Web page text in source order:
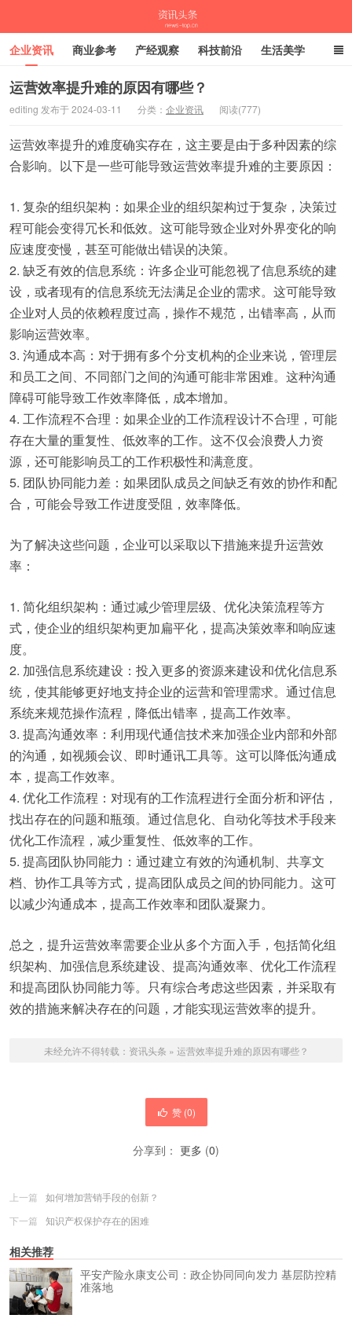
企业资讯 商业参考 产经观察 科技前沿 生活美学
时尚潮流 母婴亲子 专栏
运营效率提升难的原因有哪些？
editing 发布于 2024-03-11 分类： 企业资讯 阅读(777)
运营效率提升的难度确实存在，这主要是由于多种因素的综
合影响。以下是一些可能导致运营效率提升难的主要原因：
1. 复杂的组织架构：如果企业的组织架构过于复杂，决策过
程可能会变得冗长和低效。这可能导致企业对外界变化的响
应速度变慢，甚至可能做出错误的决策。
2. 缺乏有效的信息系统：许多企业可能忽视了信息系统的建
设，或者现有的信息系统无法满足企业的需求。这可能导致
企业对人员的依赖程度过高，操作不规范，出错率高，从而
影响运营效率。
3. 沟通成本高：对于拥有多个分支机构的企业来说，管理层
和员工之间、不同部门之间的沟通可能非常困难。这种沟通
障碍可能导致工作效率降低，成本增加。
4. 工作流程不合理：如果企业的工作流程设计不合理，可能
存在大量的重复性、低效率的工作。这不仅会浪费人力资
源，还可能影响员工的工作积极性和满意度。
5. 团队协同能力差：如果团队成员之间缺乏有效的协作和配
合，可能会导致工作进度受阻，效率降低。
为了解决这些问题，企业可以采取以下措施来提升运营效
率：
1. 简化组织架构：通过减少管理层级、优化决策流程等方
式，使企业的组织架构更加扁平化，提高决策效率和响应速
度。
2. 加强信息系统建设：投入更多的资源来建设和优化信息系
统，使其能够更好地支持企业的运营和管理需求。通过信息
系统来规范操作流程，降低出错率，提高工作效率。
3. 提高沟通效率：利用现代通信技术来加强企业内部和外部
的沟通，如视频会议、即时通讯工具等。这可以降低沟通成
本，提高工作效率。
4. 优化工作流程：对现有的工作流程进行全面分析和评估，
找出存在的问题和瓶颈。通过信息化、自动化等技术手段来
优化工作流程，减少重复性、低效率的工作。
5. 提高团队协同能力：通过建立有效的沟通机制、共享文
档、协作工具等方式，提高团队成员之间的协同能力。这可
以减少沟通成本，提高工作效率和团队凝聚力。
总之，提升运营效率需要企业从多个方面入手，包括简化组
织架构、加强信息系统建设、提高沟通效率、优化工作流程
和提高团队协同能力等。只有综合考虑这些因素，并采取有
效的措施来解决存在的问题，才能实现运营效率的提升。
未经允许不得转载： 资讯头条 » 运营效率提升难的原因有哪些？
赞 (0)
分享到： 更多 (0)
上一篇
如何增加营销手段的创新？
下一篇
知识产权保护存在的困难
相关推荐
平安产险永康支公司：政企协同同向发力 基层防控精
准落地